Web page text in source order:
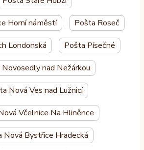
Horní náměstí Pošta Roseč
Londonská Pošta Písečné
nad Nežárkou
Nová Ves nad Lužnicí
Včelnice Na Hliněnce
Nová Bystřice Hradecká